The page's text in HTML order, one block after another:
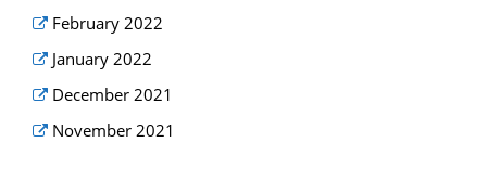
February 2022
January 2022
December 2021
November 2021